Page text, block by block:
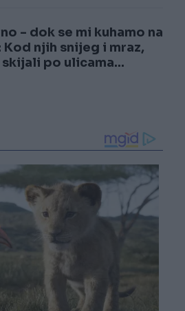
- dok se mi kuhamo na
Kod njih snijeg i mraz,
skijali po ulicama...